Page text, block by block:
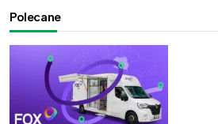
Polecane